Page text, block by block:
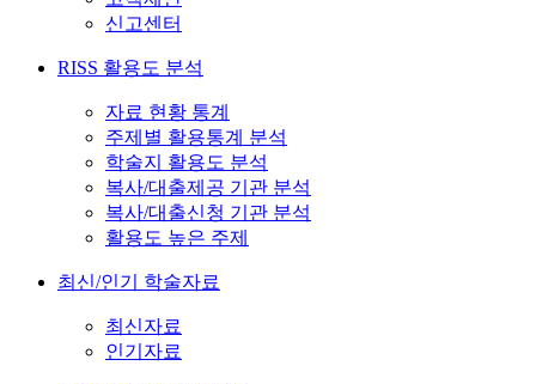
신고센터
RISS 활용도 분석
자료 현황 통계
주제별 활용통계 분석
학술지 활용도 분석
복사/대출제공 기관 분석
복사/대출신청 기관 분석
활용도 높은 주제
최신/인기 학술자료
최신자료
인기자료